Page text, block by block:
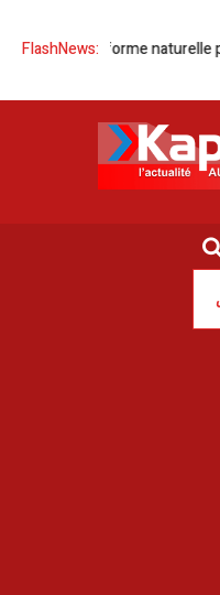
FlashNews:
plateforme naturelle pour